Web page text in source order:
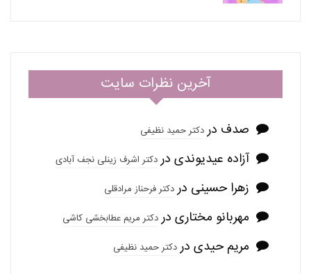
آخرین نظرات سایت
صدف دردکتر حمید نظیفی
آزاده عیدیوندی دردکتر اشرف زینلی نجف آبادی
زهرا حسینی دردکتر فرحناز مرادقلی
مهربانو مختاری دردکتر مریم عطابخشی کاشی
مریم حیدی دردکتر حمید نظیفی